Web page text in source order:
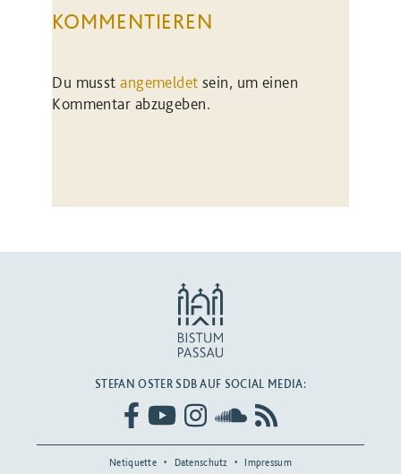
KOMMENTIEREN
Du musstangemeldet sein, um einen
Kommentar abzugeben.
STEFAN OSTER SDB AUF SOCIAL MEDIA:
Netiquette Datenschutz Impressum